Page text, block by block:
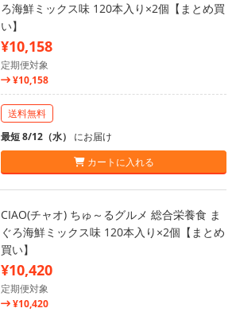
ろ海鮮ミックス味 120本入り×2個【まとめ買
い】
¥10,158
定期便対象
¥10,158
送料無料
最短 8/12（水） にお届け
カートに入れる
CIAO(チャオ) ちゅ～るグルメ 総合栄養食 ま
ぐろ海鮮ミックス味 120本入り×2個【まとめ
買い】
¥10,420
定期便対象
¥10,420